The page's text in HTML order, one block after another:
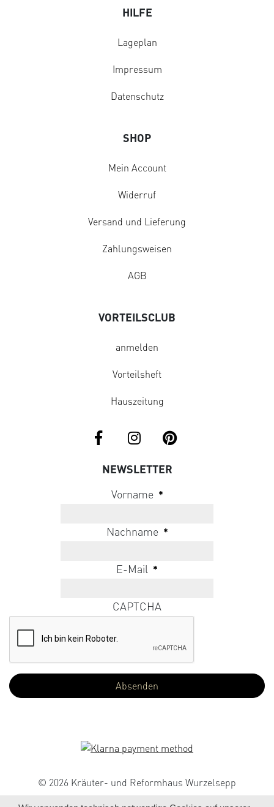
HILFE
Lageplan
Impressum
Datenschutz
SHOP
Mein Account
Widerruf
Versand und Lieferung
Zahlungsweisen
AGB
VORTEILSCLUB
anmelden
Vorteilsheft
Hauszeitung
NEWSLETTER
Vorname *
Nachname *
E-Mail *
CAPTCHA
© 2026 Kräuter- und Reformhaus Wurzelsepp